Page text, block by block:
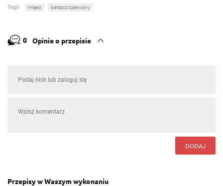
Tagi: mięso barszcz czerwony
0 Opinie o przepisie
DODAJ
Przepisy w Waszym wykonaniu